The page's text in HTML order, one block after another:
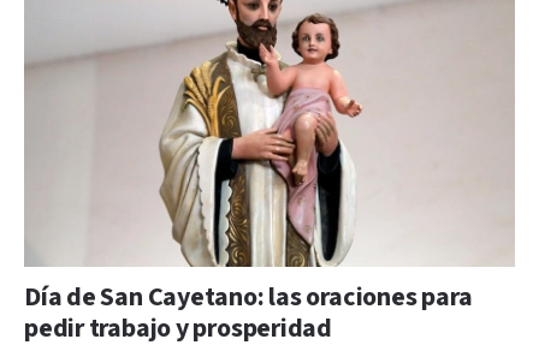
Día de San Cayetano: las oraciones para
pedir trabajo y prosperidad